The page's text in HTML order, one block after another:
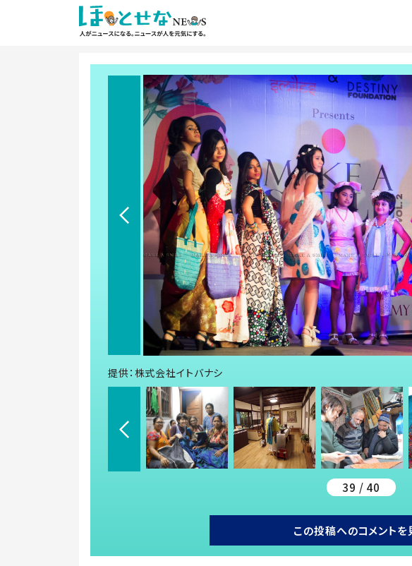
提供：株式会社イトバナシ
39 / 40
この投稿へのコメントを